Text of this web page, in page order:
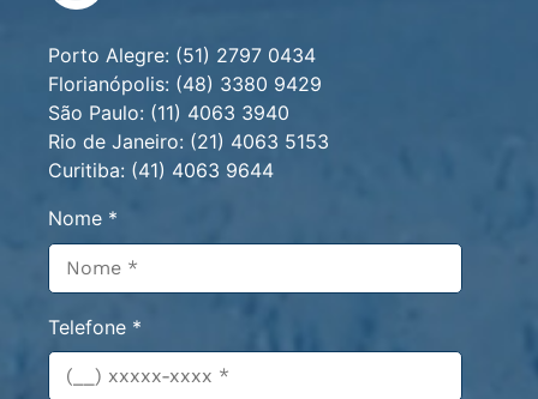
Porto Alegre: (51) 2797 0434
Florianópolis: (48) 3380 9429
São Paulo: (11) 4063 3940
Rio de Janeiro: (21) 4063 5153
Curitiba: (41) 4063 9644
Nome *
Telefone *